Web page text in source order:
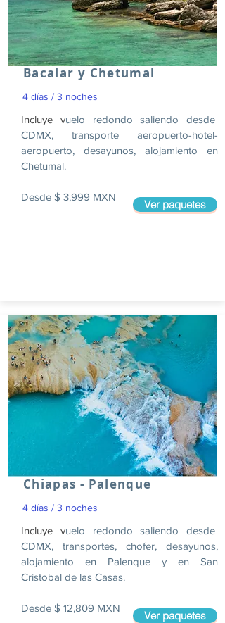
Bacalar y Chetumal
4 días / 3 noches
Incluye vuelo redondo saliendo desde
CDMX, transporte aeropuerto-hotel-
aeropuerto, desayunos, alojamiento en
Chetumal.
Desde $ 3,999 MXN
Ver paquetes
Chiapas - Palenque
4 días / 3 noches
Incluye vuelo redondo saliendo desde
CDMX, transportes, chofer, desayunos,
alojamiento en Palenque y en San
Cristobal de las Casas.
Desde $ 12,809 MXN
Ver paquetes